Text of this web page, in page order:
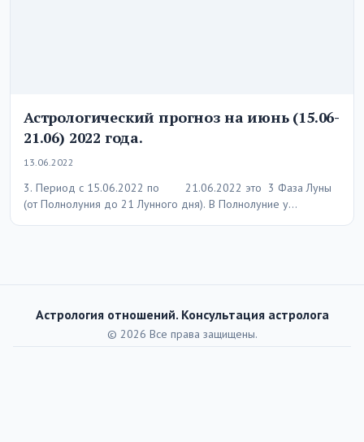
Астрологический прогноз на июнь (15.06-
21.06) 2022 года.
13.06.2022
3. Период с 15.06.2022 по 21.06.2022 это 3 Фаза Луны
(от Полнолуния до 21 Лунного дня). В Полнолуние у…
Астрология отношений. Консультация астролога
© 2026 Все права защищены.